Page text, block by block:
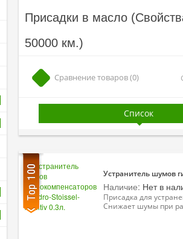
Присадки в масло
50000 км.)
Сравнение товаров (0)
Список
Устранитель шумов
Наличие: Нет в
Присадка для
Снижает шумы при